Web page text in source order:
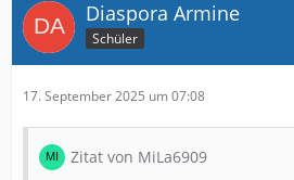
Diaspora Armine
Schüler
17. September 2025 um 07:08
Zitat von MiLa6909